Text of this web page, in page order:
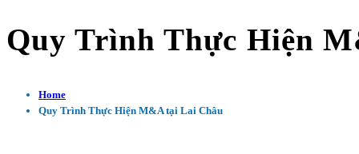
Quy Trình Thực Hiện
Home
Quy Trình Thực Hiện M&A tại Lai Châu